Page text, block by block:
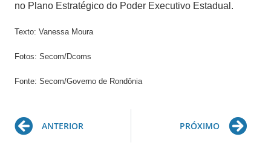
no Plano Estratégico do Poder Executivo Estadual.
Texto: Vanessa Moura
Fotos: Secom/Dcoms
Fonte: Secom/Governo de Rondônia
Prev
ANTERIOR PRÓXIMO